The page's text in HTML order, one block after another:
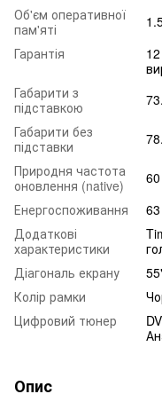
Об'єм оперативної
пам'яті
Гарантія
Габарити з
підставкою
Габарити без
підставки
Природня частота
оновлення (native)
Енергоспоживання
Додаткові
характеристики
Діагональ екрану
Колір рамки
Цифровий тюнер
Опис